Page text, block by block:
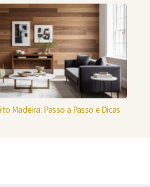
Madeira: Passo a Passo e Dicas